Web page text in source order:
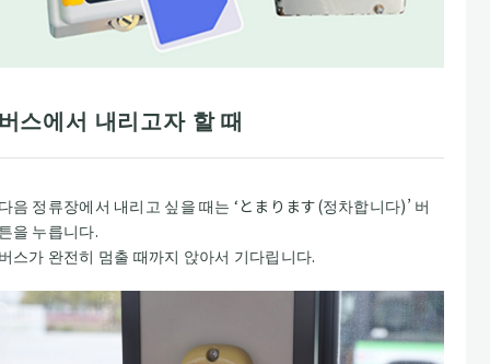
스에서 내리고자 할 때
음 정류장에서 내리고 싶을 때는 ‘とまります(정차합니다)’ 버
을 누릅니다.
스가 완전히 멈출 때까지 앉아서 기다립니다.